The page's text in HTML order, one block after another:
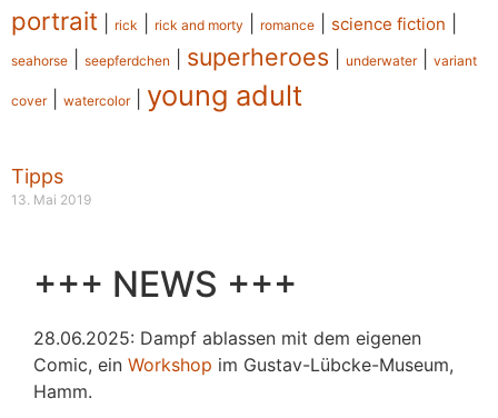
portrait rick rick and morty romance science fiction
seahorse seepferdchen superheroes underwater| variant
cover| watercolor| young adult
Tipps
13. Mai 2019
+++ NEWS +++
28.06.2025: Dampf ablassen mit dem eigenen
Comic, ein Workshop im Gustav-Lübcke-Museum,
Hamm.